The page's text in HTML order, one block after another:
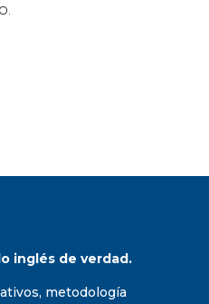
inglés de verdad.
metodología